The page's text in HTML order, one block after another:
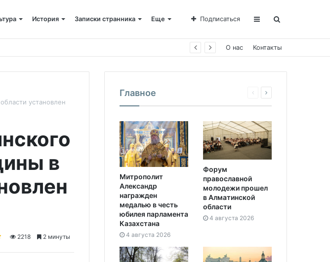
История Записки странника Еще Подписаться
О нас Контакты
установлен
в
2218 2 минуты
Главное
Митрополит
Александр
награжден
медалью в честь
юбилея парламента
Казахстана
4 августа 2026
Форум
православной
молодежи прошел
в Алматинской
области
4 августа 2026